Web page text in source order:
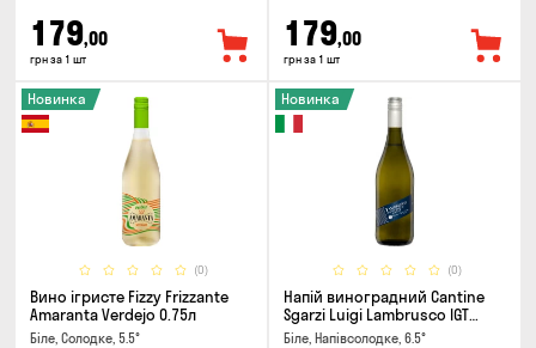
179,00
грн за 1 шт
179,00
грн за 1 шт
(0)
Новинка
Вино ігристе Fizzy Frizzante
Amaranta Verdejo 0.75л
Біле, Солодке, 5.5°
(0)
Новинка
Напій виноградний Cantine
Sgarzi Luigi Lambrusco IGT
Emilia Bianca Frizziante 0.75л
Біле, Напівсолодке, 6.5°